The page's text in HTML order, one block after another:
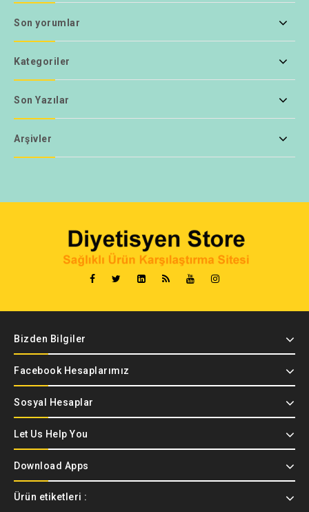
Son yorumlar
Kategoriler
Son Yazılar
Arşivler
Bizden Bilgiler
Facebook Hesaplarımız
Sosyal Hesaplar
Let Us Help You
Download Apps
Ürün etiketleri :